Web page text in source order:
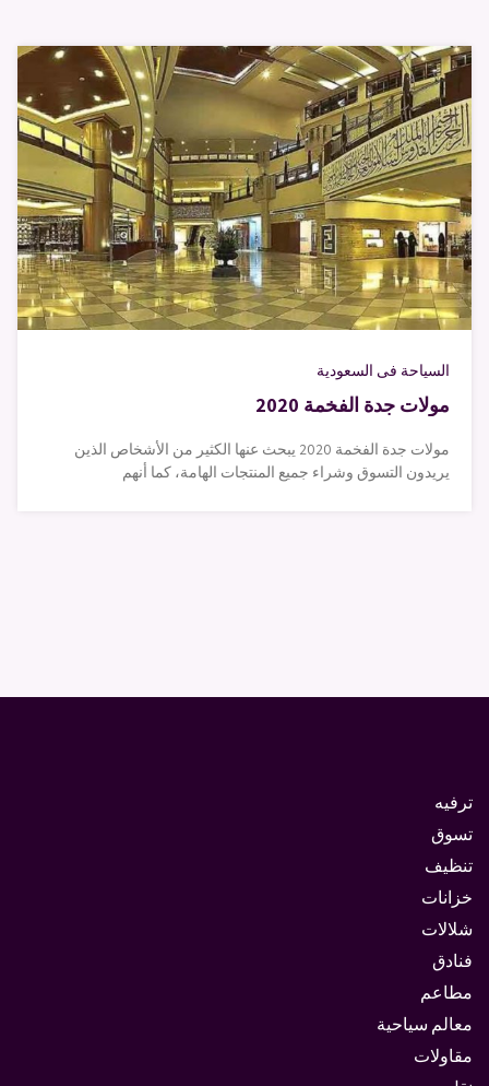
السياحة فى السعودية
مولات جدة الفخمة 2020
مولات جدة الفخمة 2020 يبحث عنها الكثير من الأشخاص الذين
يريدون التسوق وشراء جميع المنتجات الهامة، كما أنهم
ترفيه
تسوق
تنظيف
خزانات
شلالات
فنادق
مطاعم
معالم سياحية
مقاولات